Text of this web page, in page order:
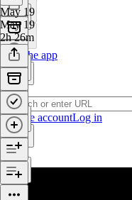
Get the app
Create accountLog in
May 19
May 19
2h 26m